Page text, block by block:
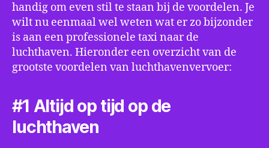
handig om even stil te staan bij de voordelen. Je
wilt nu eenmaal wel weten wat er zo bijzonder
is aan een professionele taxi naar de
luchthaven. Hieronder een overzicht van de
grootste voordelen van luchthavenvervoer:
#1 Altijd op tijd op de
luchthaven